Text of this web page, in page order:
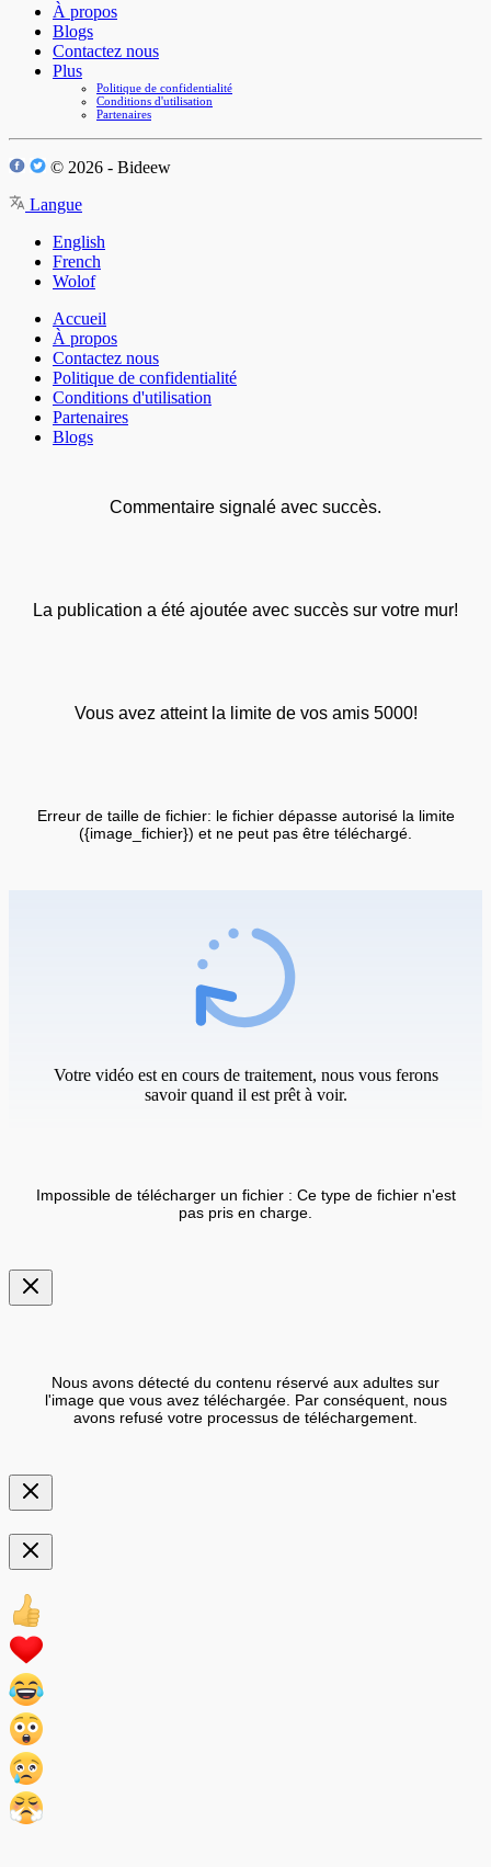
À propos
Blogs
Contactez nous
Plus
Politique de confidentialité
Conditions d'utilisation
Partenaires
© 2026 - Bideew
Langue
English
French
Wolof
Accueil
À propos
Contactez nous
Politique de confidentialité
Conditions d'utilisation
Partenaires
Blogs
Commentaire signalé avec succès.
La publication a été ajoutée avec succès sur votre mur!
Vous avez atteint la limite de vos amis 5000!
Erreur de taille de fichier: le fichier dépasse autorisé la limite
({image_fichier}) et ne peut pas être téléchargé.
Votre vidéo est en cours de traitement, nous vous ferons
savoir quand il est prêt à voir.
Impossible de télécharger un fichier : Ce type de fichier n'est
pas pris en charge.
Nous avons détecté du contenu réservé aux adultes sur
l'image que vous avez téléchargée. Par conséquent, nous
avons refusé votre processus de téléchargement.